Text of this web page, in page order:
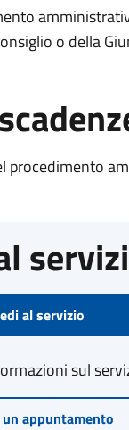
o della
procedimento
al servizio
sul
appuntamento